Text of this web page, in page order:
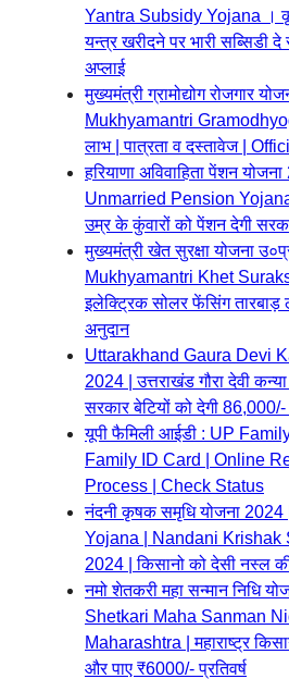
Yantra Subsidy Yojana ।
यन्त्र खरीदने पर भारी सब्सिडी
अप्लाई
मुख्यमंत्री ग्रामोद्योग रोजगार
Mukhyamantri
लाभ | पात्रता व दस्तावेज |
हरियाणा अविवाहिता पेंशन
Unmarried Pension
उम्र के कुंवारों को पेंशन देगी
मुख्यमंत्री खेत सुरक्षा योजना
Mukhyamantri Khet
इलेक्ट्रिक सोलर फेंसिंग तारबाड़
अनुदान
Uttarakhand Gaura Devi
2024 | उत्तराखंड गौरा देवी
सरकार बेटियों को देगी 86,000/-
यूपी फैमिली आईडी : UP
Family ID Card | Online
Process | Check Status
नंदनी कृषक समृधि योजना
Yojana | Nandani Krishak
2024 | किसानो को देसी नस्ल
नमो शेतकरी महा सन्मान निधि
Shetkari Maha Sanman
Maharashtra | महाराष्ट्र
और पाए ₹6000/- प्रतिवर्ष